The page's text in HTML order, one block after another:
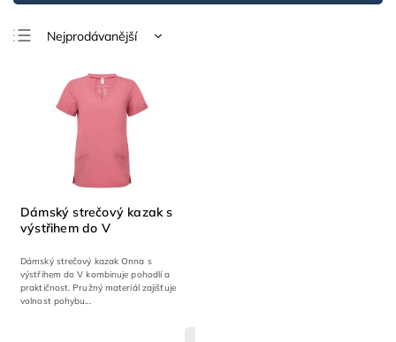
Nejprodávanější
Nejdražší
Abecedně
Dámský strečový kazak s
výstřihem do V
Dámský strečový kazak Onna s
výstřihem do V kombinuje pohodlí a
praktičnost. Pružný materiál zajišťuje
volnost pohybu...